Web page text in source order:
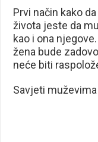
Prvi način kako
života jeste da
kao i ona
žena bude
neće biti
Savjeti muževima